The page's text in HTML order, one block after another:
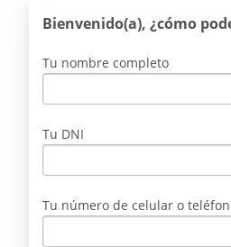
Bienvenido(a), ¿cómo
Tu nombre completo
Tu DNI
Tu número de celular o